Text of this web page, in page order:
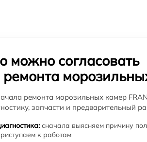
можно согласовать
ремонта
ремонта морозильных камер
запчасти и предварительный
сначала выясняем причину
к работам